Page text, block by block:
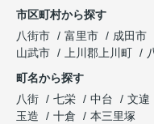
市区町村から探す
八街市
富里市 成田市
山武市
上川郡上川町
町名から探す
八街
七栄 中台 文違
玉造
十倉
本三里塚